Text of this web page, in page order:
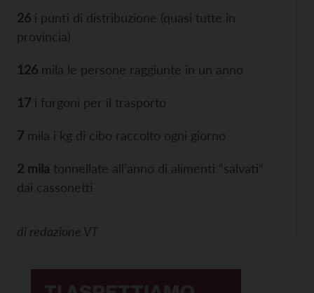
26 i punti di distribuzione (quasi tutte in
provincia)
126 mila le persone raggiunte in un anno
17 i furgoni per il trasporto
7 mila i kg di cibo raccolto ogni giorno
2 mila tonnellate all’anno di alimenti “salvati”
dai cassonetti
di redazione VT